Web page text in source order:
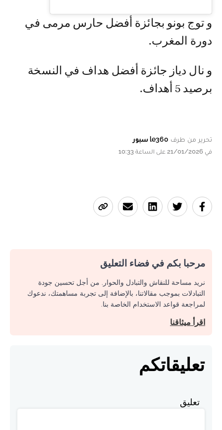
و توج بونو بجائزة أفضل حارس مرمى في
دورة المغرب.
و نال دياز جائزة أفضل هداف في النسخة
برصيد 5 أهداف.
تحرير من طرف le360 سبور
في 21/01/2026 على الساعة 10:33
مرحبا بكم في فضاء التعليق
نريد مساحة للنقاش والتبادل والحوار. من أجل تحسين جودة
التبادلات بموجب مقالاتنا، بالإضافة إلى تجربة مساهمتك، ندعوك
لمراجعة قواعد الاستخدام الخاصة بنا.
اقرأ ميثاقنا
تعليقاتكم
تعليق